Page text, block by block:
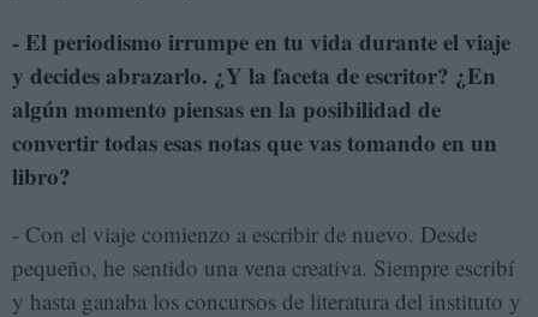
- El periodismo irrumpe en tu vida durante el viaje
y decides abrazarlo. ¿Y la faceta de escritor? ¿En
algún momento piensas en la posibilidad de
convertir todas esas notas que vas tomando en un
libro?
- Con el viaje comienzo a escribir de nuevo. Desde
pequeño, he sentido una vena creativa. Siempre escribí
y hasta ganaba los concursos de literatura del instituto y